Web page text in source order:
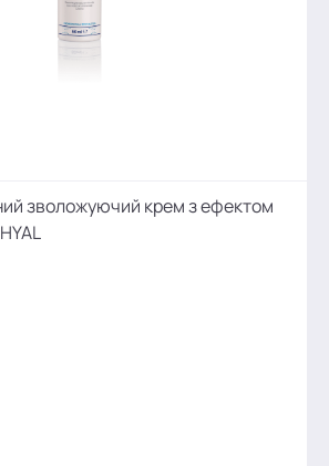
зволожуючий крем з ефектом